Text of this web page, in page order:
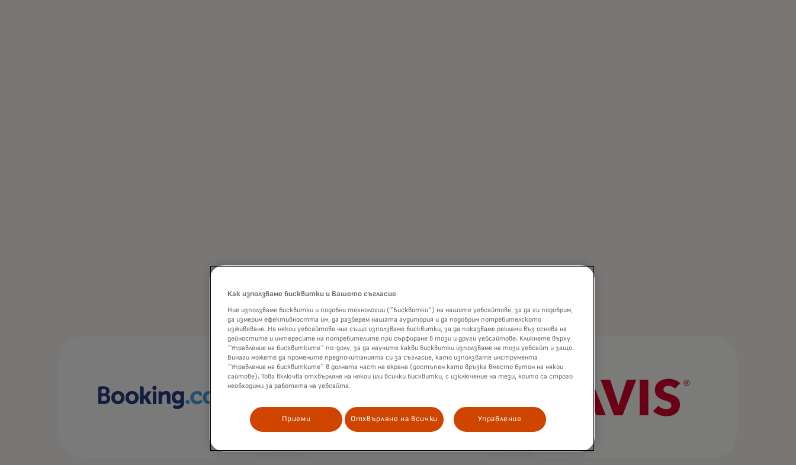
Как използваме бисквитки и Вашето съгласие
Ние използваме бисквитки и подобни технологии ("Бисквитки") на нашите уебсайтове, за да ги подобрим,
да измерим ефективността им, да разберем нашата аудитория и да подобрим потребителското
изживяване. На някои уебсайтове ние също използваме бисквитки, за да показваме реклами въз основа на
дейностите и интересите на потребителите при сърфиране в този и други уебсайтове. Кликнете върху
"Управление на бисквитките" по-долу, за да научите какви бисквитки използваме на този уебсайт и защо.
Винаги можете да промените предпочитанията си за съгласие, като използвате инструмента
"Управление на бисквитките" в долната част на екрана (достъпен като връзка вместо бутон на някои
сайтове). Това включва отхвърляне на някои или всички бисквитки, с изключение на тези, които са строго
необходими за работата на уебсайта.
Приеми Отхвърляне на всички Управление